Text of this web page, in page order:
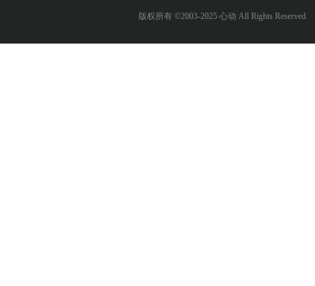
版权所有 ©2003-2025 心动 All Rights Reserved